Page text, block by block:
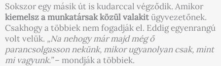
Sokszor egy másik út is kudarccal végződik. Amikor
kiemelsz a munkatársak közül valakitügyvezetőnek.
Csakhogy a többiek nem fogadják el. Eddig egyenrangú
volt velük. „Na nehogy már majd még ő
parancsolgasson nekünk, mikor ugyanolyan csak, mint
mi vagyunk.”– mondják a többiek.